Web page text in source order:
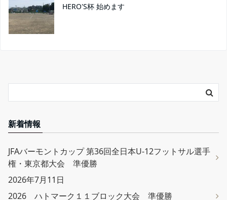
HERO'S杯 始めます
新着情報
JFAバーモントカップ 第36回全日本U-12フットサル選手
権・東京都大会 準優勝
2026年7月11日
2026 ハトマーク１１ブロック大会 準優勝